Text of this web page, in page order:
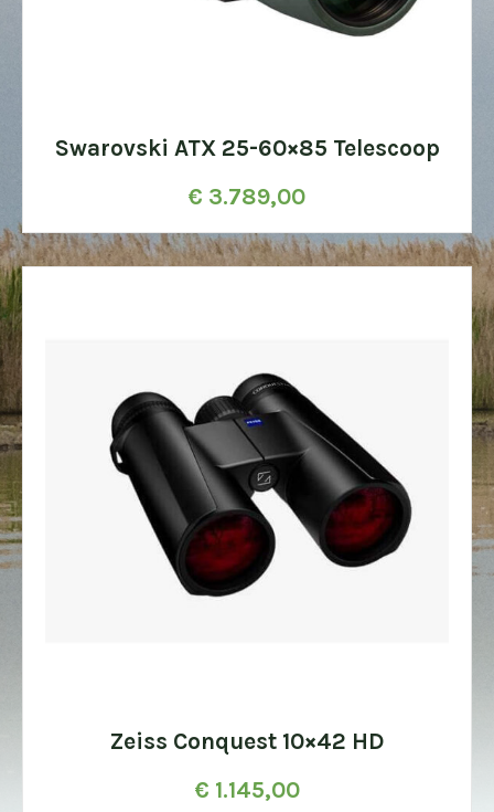
Swarovski ATX 25-60×85 Telescoop
€ 3.789,00
Zeiss Conquest 10×42 HD
€ 1.145,00